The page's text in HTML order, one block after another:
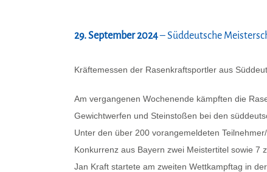
29. September 2024– Süddeutsche
Kräftemessen der Rasenkraftsportler aus
Am vergangenen Wochenende kämpften die
Gewichtwerfen und Steinstoßen bei den
Unter den über 200 vorangemeldeten
Konkurrenz aus Bayern zwei Meistertitel sowie 7
Jan Kraft startete am zweiten Wettkampftag in